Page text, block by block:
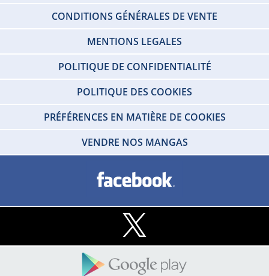
CONDITIONS GÉNÉRALES DE VENTE
MENTIONS LEGALES
POLITIQUE DE CONFIDENTIALITÉ
POLITIQUE DES COOKIES
PRÉFÉRENCES EN MATIÈRE DE COOKIES
VENDRE NOS MANGAS